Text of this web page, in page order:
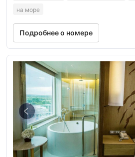
на море
Подробнее о номере